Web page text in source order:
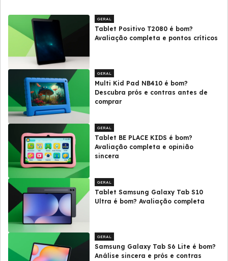
GERAL
Tablet Positivo T2080 é bom?
Avaliação completa e pontos críticos
GERAL
Multi Kid Pad NB410 é bom?
Descubra prós e contras antes de
comprar
GERAL
Tablet BE PLACE KIDS é bom?
Avaliação completa e opinião
sincera
GERAL
Tablet Samsung Galaxy Tab S10
Ultra é bom? Avaliação completa
GERAL
Samsung Galaxy Tab S6 Lite é bom?
Análise sincera e prós e contras